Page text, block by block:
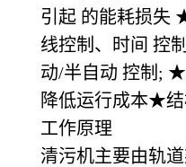
引起 的能耗损失
线控制、时间 控
动/半自动 控制; ★
降低运行成本★
工作原理
清污机主要由轨